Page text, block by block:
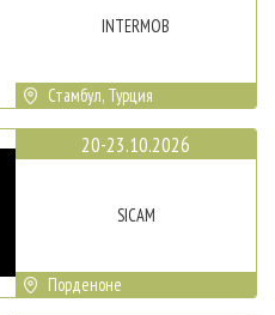
INTERMOB
Стамбул, Турция
20-23.10.2026
SICAM
Порденоне